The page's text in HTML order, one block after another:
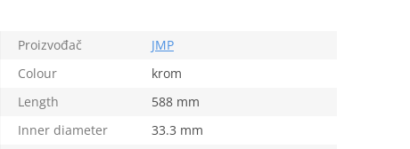
Proizvođač
JMP
Colour
krom
Length
588 mm
Inner diameter
33.3 mm